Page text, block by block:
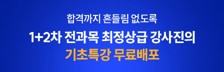
합격생 이*원님
해커스에서 시작했으면
해커스 여지훈